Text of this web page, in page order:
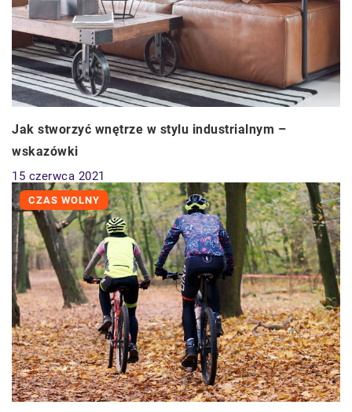
Jak stworzyć wnętrze w stylu industrialnym –
wskazówki
15 czerwca 2021
CZAS WOLNY